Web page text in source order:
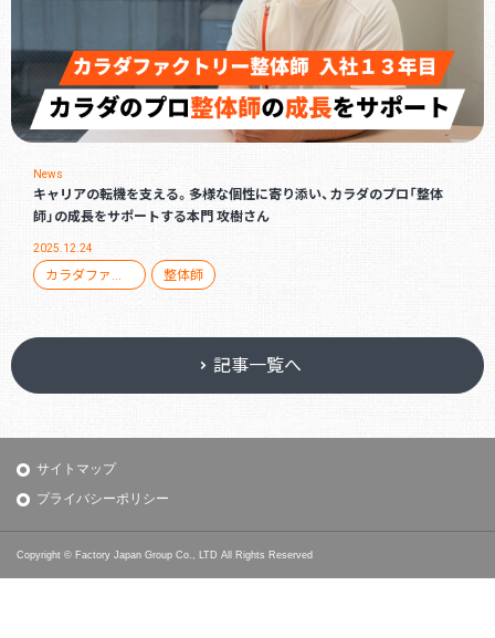
News
キャリアの転機を支える。多様な個性に寄り添い、カラダのプロ「整体
師」の成長をサポートする本門 攻樹さん
2025.12.24
カラダファクトリー 整体師
記事一覧へ
サイトマップ
プライバシーポリシー
Copyright © Factory Japan Group Co., LTD All Rights Reserved